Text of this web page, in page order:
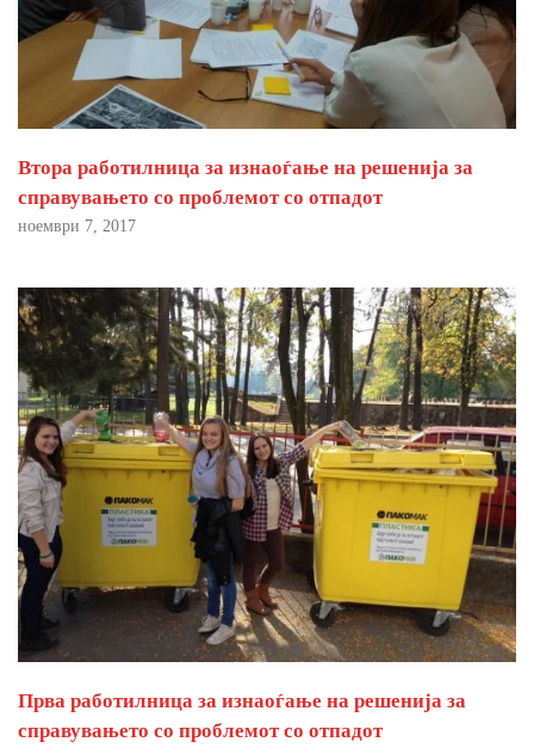
Втора работилница за изнаоѓање на решенија за
справувањето со проблемот со отпадот
ноември 7, 2017
Прва работилница за изнаоѓање на решенија за
справувањето со проблемот со отпадот